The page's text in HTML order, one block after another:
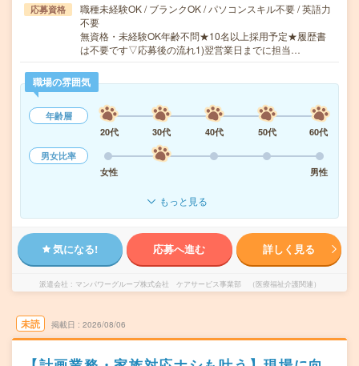
応募資格
職種未経験OK / ブランクOK / パソコンスキル不要 / 英語力
不要
無資格・未経験OK年齢不問★10名以上採用予定★履歴書
は不要です▽応募後の流れ1)翌営業日までに担当…
職場の雰囲気
年齢層
20代
30代 40代 50代
60代
男女比率
女性
男性
もっと見る
気になる! 応募へ進む 詳しく見る
派遣会社 マンパワーグループ株式会社 ケアサービス事業部 （医療福祉介護関連）
未読 掲載日 2026/08/06